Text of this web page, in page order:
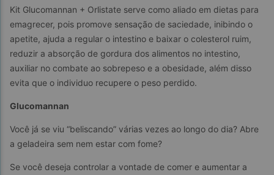
Kit Glucomannan + Orlistate serve como aliado em dietas para
emagrecer, pois promove sensação de saciedade, inibindo o
apetite, ajuda a regular o intestino e baixar o colesterol ruim,
reduzir a absorção de gordura dos alimentos no intestino,
auxiliar no combate ao sobrepeso e a obesidade, além disso
evita que o individuo recupere o peso perdido.
Glucomannan
Você já se viu “beliscando” várias vezes ao longo do dia? Abre
a geladeira sem nem estar com fome?
Se você deseja controlar a vontade de comer e aumentar a